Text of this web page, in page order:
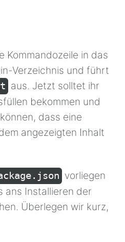
Kommandozeile in das
Verzeichnis und führt
aus. Jetzt solltet ihr
bekommen und
dass eine
angezeigten Inhalt
vorliegen
ans Installieren der
Überlegen wir kurz,